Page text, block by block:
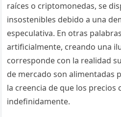
raíces o criptomonedas, se
insostenibles debido a una
especulativa. En otras
artificialmente, creando una
corresponde con la realidad
de mercado son alimentadas
la creencia de que los
indefinidamente.